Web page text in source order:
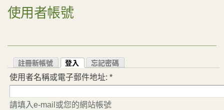
使用者帳號
註冊新帳號 登入 忘記密碼
使用者名稱或電子郵件地址: *
請填入e-mail或您的網站帳號